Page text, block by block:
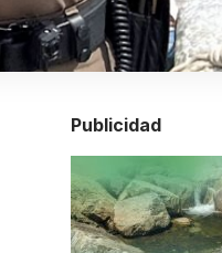
Publicidad